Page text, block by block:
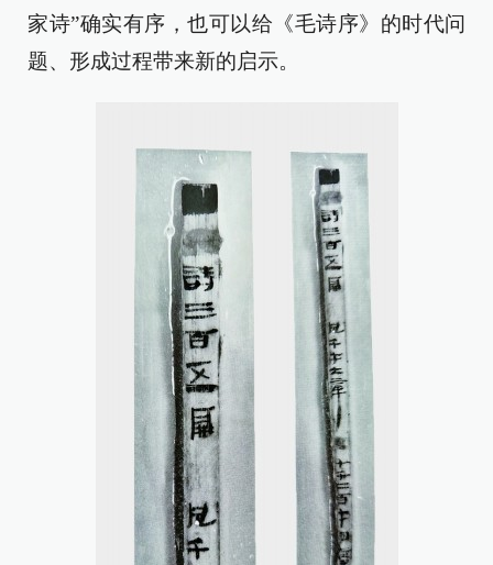
家诗”确实有序，也可以给《毛诗序》的时代问
题、形成过程带来新的启示。